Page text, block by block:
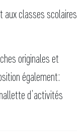
aux classes scolaires
originales et
également:
d’activités